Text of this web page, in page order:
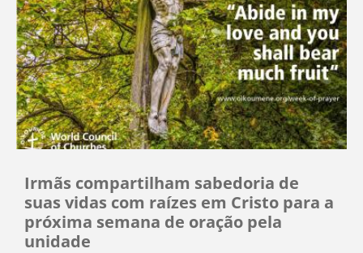
Irmãs compartilham sabedoria de
suas vidas com raízes em Cristo para a
próxima semana de oração pela
unidade